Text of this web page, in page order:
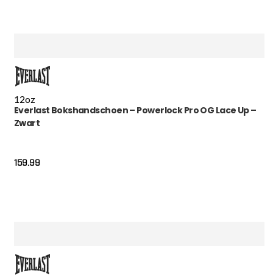
12oz
Everlast Bokshandschoen – Powerlock Pro OG Lace Up –
Zwart
159.99